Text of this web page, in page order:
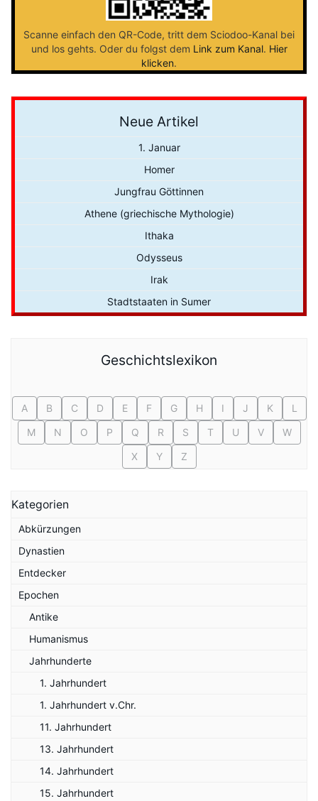
Scanne einfach den QR-Code, tritt dem Sciodoo-Kanal bei
und los gehts. Oder du folgst dem Link zum Kanal. Hier
klicken.
Neue Artikel
1. Januar
Homer
Jungfrau Göttinnen
Athene (griechische Mythologie)
Ithaka
Odysseus
Irak
Stadtstaaten in Sumer
Geschichtslexikon
A B C D E F G H I J K
L
M
N O P Q R S T U V
W
X
Y Z
Kategorien
Abkürzungen
Dynastien
Entdecker
Epochen
Antike
Humanismus
Jahrhunderte
1. Jahrhundert
1. Jahrhundert v.Chr.
11. Jahrhundert
13. Jahrhundert
14. Jahrhundert
15. Jahrhundert